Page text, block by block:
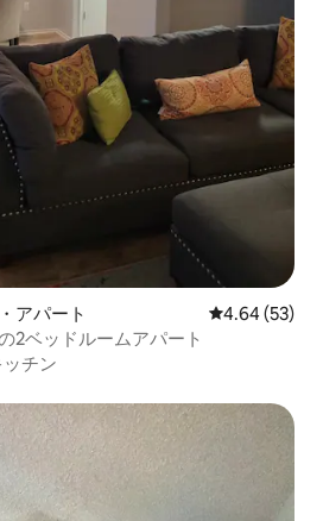
アパート レビュー53
4.64 (53)
2ベッドルームアパート
ッチン